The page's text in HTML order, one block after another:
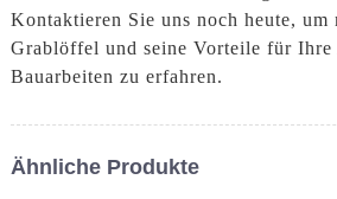
Kontaktieren Sie uns noch heute, um
Grablöffel und seine Vorteile für Ihre
Bauarbeiten zu erfahren.
Ähnliche Produkte